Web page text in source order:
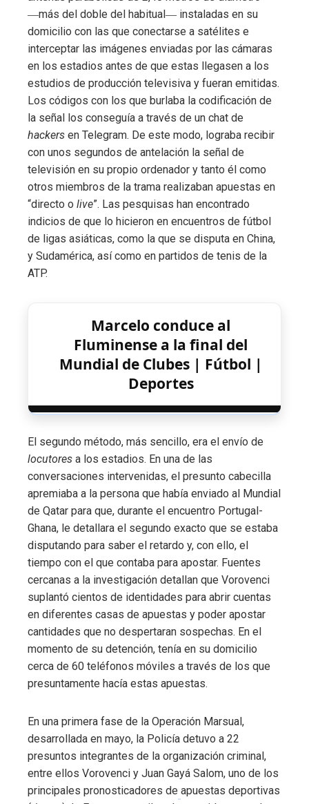
―más del doble del habitual― instaladas en su
domicilio con las que conectarse a satélites e
interceptar las imágenes enviadas por las cámaras
en los estadios antes de que estas llegasen a los
estudios de producción televisiva y fueran emitidas.
Los códigos con los que burlaba la codificación de
la señal los conseguía a través de un chat de
hackers en Telegram. De este modo, lograba recibir
con unos segundos de antelación la señal de
televisión en su propio ordenador y tanto él como
otros miembros de la trama realizaban apuestas en
“directo o live”. Las pesquisas han encontrado
indicios de que lo hicieron en encuentros de fútbol
de ligas asiáticas, como la que se disputa en China,
y Sudamérica, así como en partidos de tenis de la
ATP.
Marcelo conduce al
Fluminense a la final del
Mundial de Clubes | Fútbol |
Deportes
El segundo método, más sencillo, era el envío de
locutores a los estadios. En una de las
conversaciones intervenidas, el presunto cabecilla
apremiaba a la persona que había enviado al Mundial
de Qatar para que, durante el encuentro Portugal-
Ghana, le detallara el segundo exacto que se estaba
disputando para saber el retardo y, con ello, el
tiempo con el que contaba para apostar. Fuentes
cercanas a la investigación detallan que Vorovenci
suplantó cientos de identidades para abrir cuentas
en diferentes casas de apuestas y poder apostar
cantidades que no despertaran sospechas. En el
momento de su detención, tenía en su domicilio
cerca de 60 teléfonos móviles a través de los que
presuntamente hacía estas apuestas.
En una primera fase de la Operación Marsual,
desarrollada en mayo, la Policía detuvo a 22
presuntos integrantes de la organización criminal,
entre ellos Vorovenci y Juan Gayá Salom, uno de los
principales pronosticadores de apuestas deportivas